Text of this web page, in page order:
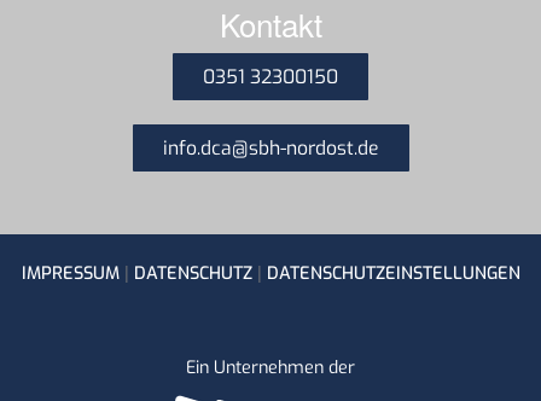
Kontakt
0351 32300150
info.dca@sbh-nordost.de
IMPRESSUM| DATENSCHUTZ| DATENSCHUTZEINSTELLUNGEN
Ein Unternehmen der